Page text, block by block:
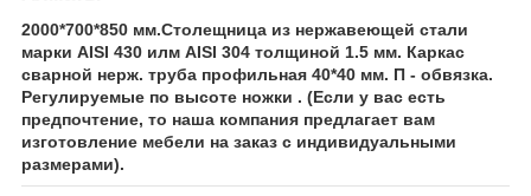
2000*700*850 мм.Столещница из нержавеющей стали
марки AISI 430 илм AISI 304 толщиной 1.5 мм. Каркас
сварной нерж. труба профильная 40*40 мм. П - обвязка.
Регулируемые по высоте ножки . (Если у вас есть
предпочтение, то наша компания предлагает вам
изготовление мебели на заказ с индивидуальными
размерами).